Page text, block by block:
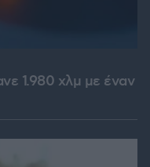
1.980 χλμ με έναν